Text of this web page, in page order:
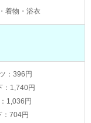
着物・浴衣
：396円
：1,740円
1,036円
：704円